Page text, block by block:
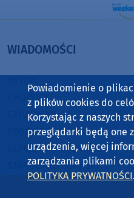
WIADOMOŚCI
CHOJNICE
CZŁUCHÓW
KOŚCIERZYNA
SĘPÓLNO KRAJEŃSKIE
STAROGARD GDAŃSKI
TUCHOLA
Powiadomienie o
z plików cookies do
Korzystając z naszych
przeglądarki będą one
urządzenia, więcej
zarządzania plikami
POLITYKA PRYWATNOŚCI.